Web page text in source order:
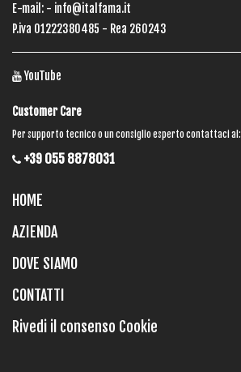
E-mail: - info@italfama.it
P.iva 01222380485 - Rea 260243
YouTube
Customer Care
Per supporto tecnico o un consiglio esperto contattaci al:
+39 055 8878031
HOME
AZIENDA
DOVE SIAMO
CONTATTI
Rivedi il consenso Cookie